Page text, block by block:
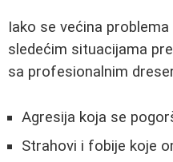
Iako se većina
sledećim situacijama
sa profesionalnim
Agresija koja se
Strahovi i fobije koje